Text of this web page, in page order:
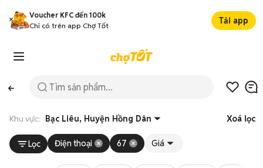
Voucher KFC đến 100k
Chỉ có trên app Chợ Tốt
Tải app
Khu vực: Bạc Liêu, Huyện Hồng Dân Xoá lọc
Lọc Điện thoại 67 Giá